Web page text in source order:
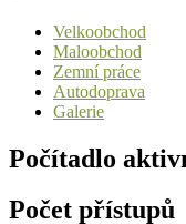
Velkoobchod
Maloobchod
Zemní práce
Autodoprava
Galerie
Počítadlo
Počet přístupů